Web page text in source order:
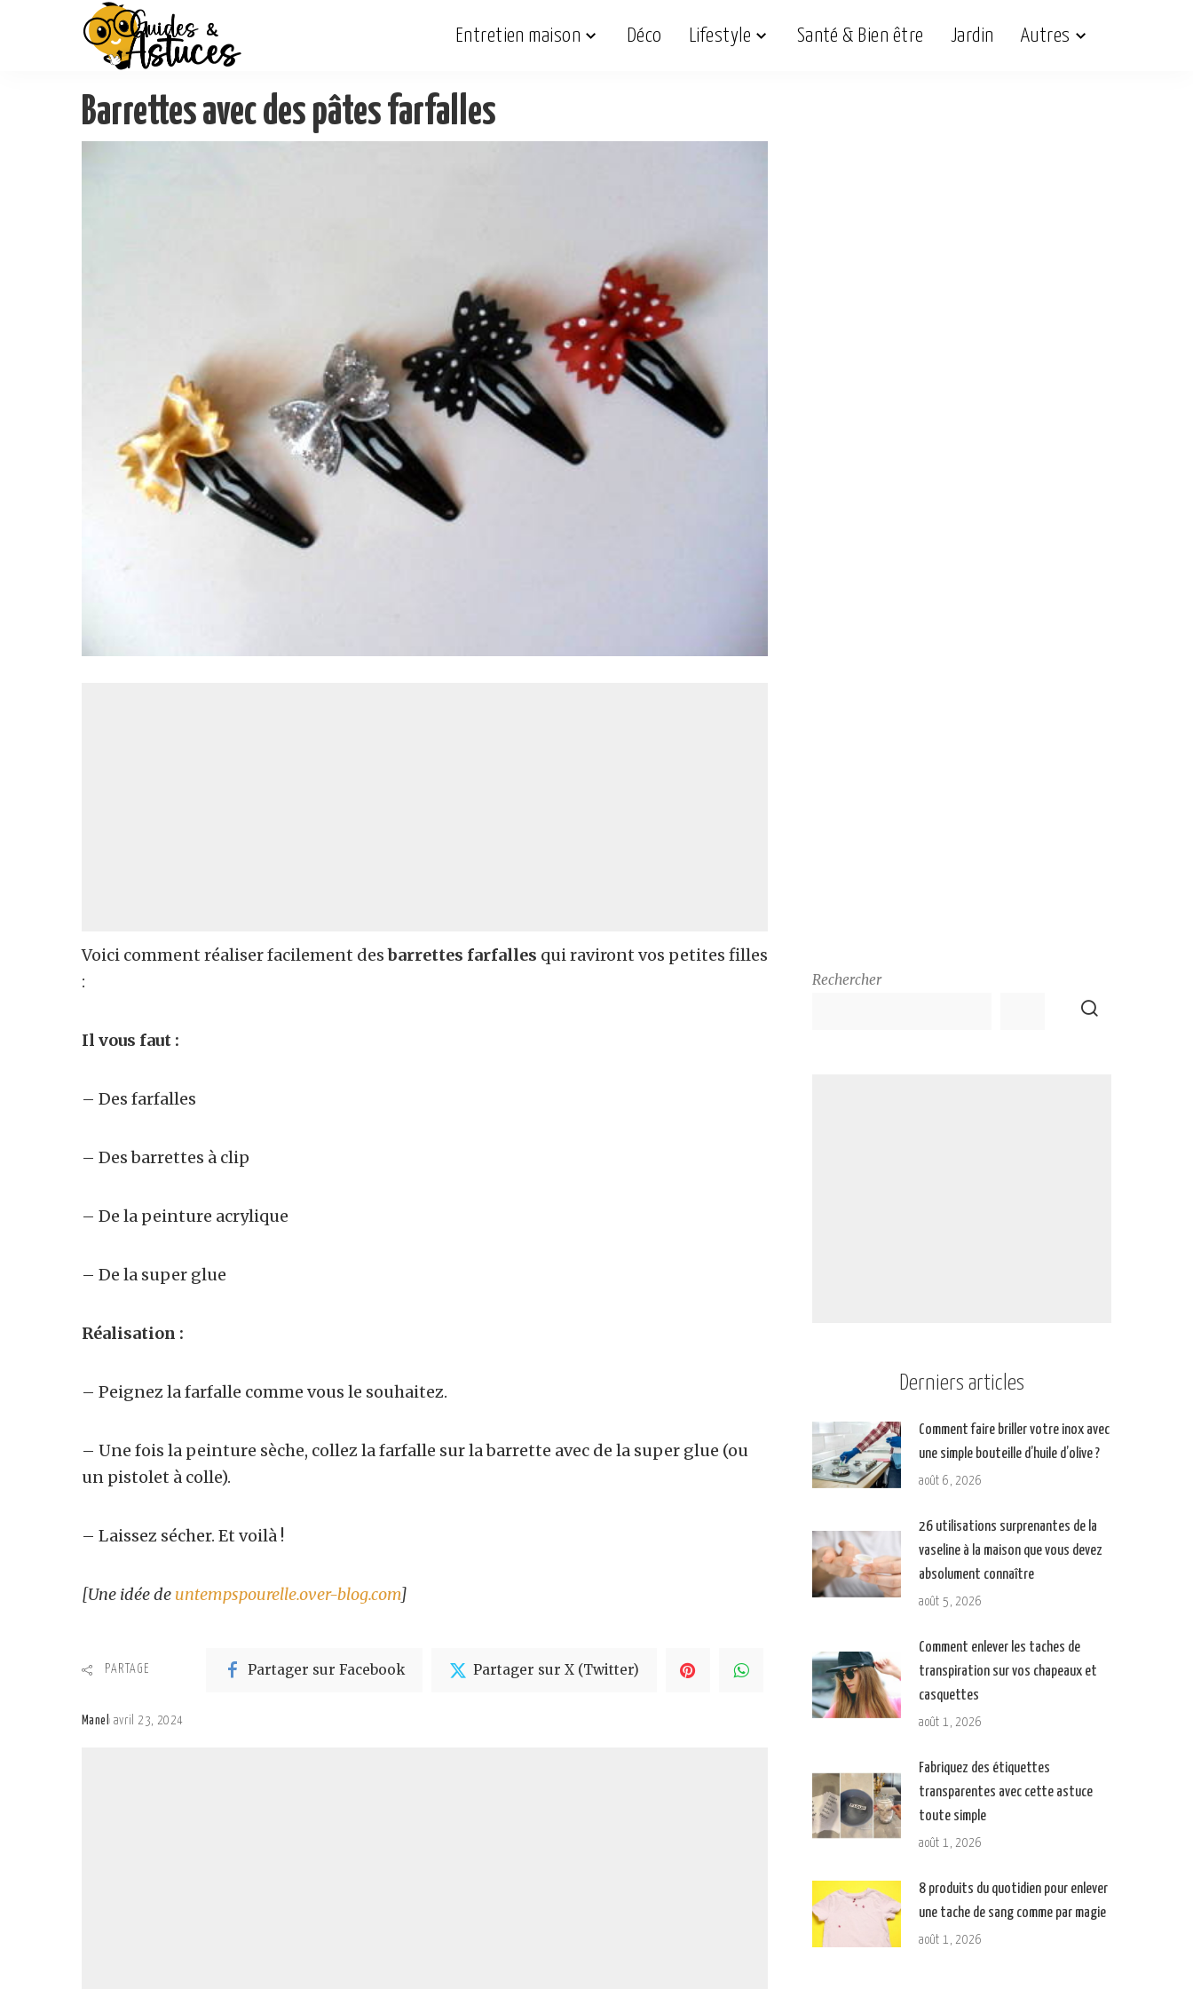
Entretien maison Déco Lifestyle Santé & Bien être Jardin Autres
Barrettes avec des pâtes farfalles
Voici comment réaliser facilement desbarrettes farfalles qui raviront vos petites filles
:
Il vous faut :
– Des farfalles
– Des barrettes à clip
– De la peinture acrylique
– De la super glue
Réalisation :
– Peignez la farfalle comme vous le souhaitez.
– Une fois la peinture sèche, collez la farfalle sur la barrette avec de la super glue (ou
un pistolet à colle).
– Laissez sécher. Et voilà !
[Une idée de untempspourelle.over-blog.com]
PARTAGE Partager sur Facebook Partager sur X (Twitter)
Manel avril 23, 2024
Rechercher
Derniers articles
Comment faire briller votre inox avec
une simple bouteille d’huile d’olive ?
août 6, 2026
26 utilisations surprenantes de la
vaseline à la maison que vous devez
absolument connaître
août 5, 2026
Comment enlever les taches de
transpiration sur vos chapeaux et
casquettes
août 1, 2026
Fabriquez des étiquettes
transparentes avec cette astuce
toute simple
août 1, 2026
8 produits du quotidien pour enlever
une tache de sang comme par magie
août 1, 2026